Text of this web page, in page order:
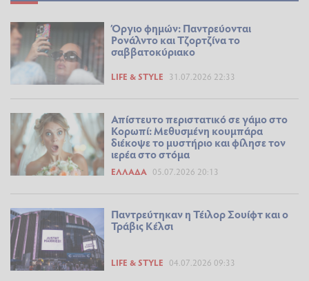
Όργιο φημών: Παντρεύονται
Ρονάλντο και Τζορτζίνα το
σαββατοκύριακο
LIFE & STYLE 31.07.2026 22:33
Απίστευτο περιστατικό σε γάμο στο
Κορωπί: Μεθυσμένη κουμπάρα
διέκοψε το μυστήριο και φίλησε τον
ιερέα στο στόμα
ΕΛΛΆΔΑ 05.07.2026 20:13
Παντρεύτηκαν η Τέιλορ Σουίφτ και ο
Τράβις Κέλσι
LIFE & STYLE 04.07.2026 09:33